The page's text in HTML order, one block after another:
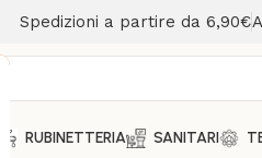
Spedizioni a partire da 6,90€
RUBINETTERIA SANITARI
VASCA SERIE CALYPSO GIALLO